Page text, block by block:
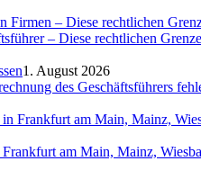
Firmen – Diese rechtlichen
– Diese rechtlichen
1. August 2026
des Geschäftsführers
am Main, Mainz,